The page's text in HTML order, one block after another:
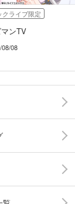
クライブ限定
ンTV
08/08